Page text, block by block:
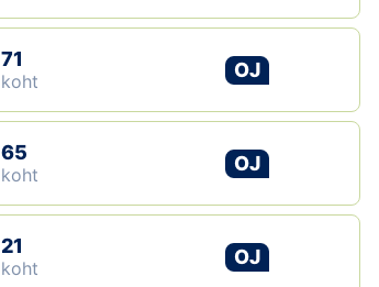
71
koht
OJ
65
koht
OJ
21
koht
OJ